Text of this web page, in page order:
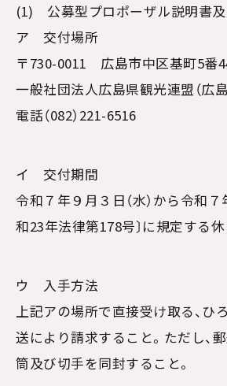
(1) 公募型プロポーザル説明書及
ア 交付場所
〒 730-0011 広島市中区基町5番
一般社団法人広島県観光連盟（広
電話（082） 221-6516
イ 交付期間
令和７年９月３日（水）から令和
和23年法律第178号〕に規定する
ウ 入手方法
上記アの場所で直接受け取る、ひ
送により請求すること。ただし、
筒及び切手を同封すること。